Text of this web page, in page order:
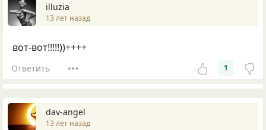
illuzia
13 лет назад
вот-вот!!!!!))++++
Ответить 1
dav-angel
13 лет назад